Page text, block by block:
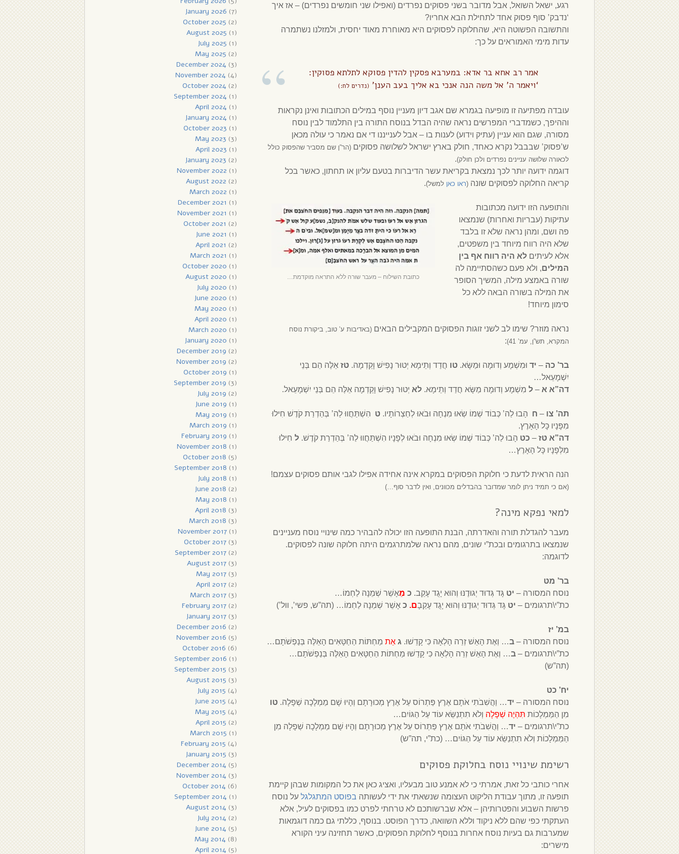
רגע, ישאל השואל, אבל מדובר בשני פסוקים נפרדים (ואפילו שני חומשים נפרדים) – אז איך
‘נדבק’ סוף פסוק אחד לתחילת הבא אחריו?
והתשובה הפשוטה היא, שהחלוקה לפסוקים היא מאוחרת מאוד יחסית, ולמזלנו נשתמרה
עדות מימי האמוראים על כך:
אמר רב אחא בר אדא: במערבא פסקין להדין פסוקא לתלתא פסוקין:
‘ויאמר ה’ אל משה הנה אנכי בא אליך בעב הענן’ (נדרים לח:)
עובדה מפתיעה זו מופיעה בגמרא שם אגב דיון מעניין נוסף במילים הכתובות ואינן נקראות
וההיפך, כשמדברי המפרשים נראה שהיה הבדל בנוסח התורה בין התלמוד לבין נוסח
מסורה, שגם הוא עניין (עתיק וידוע) לענות בו – אבל לענייננו די אם נאמר כי עולה מכאן
ש’פסוק’ שבבבל נקרא כאחד, חולק בארץ ישראל לשלושה פסוקים (הר”ן שם מסביר שהפסוק כולל
לכאורה שלושה עניינים נפרדים ולכן חולק).
דוגמה ידועה יותר לכך נמצאת בקריאת עשר הדיברות בטעם עליון או תחתון, כאשר בכל
קריאה החלוקה לפסוקים שונה (ראו כאן למשל).
כתובת השילוח – מעבר שורה ללא התראה מוקדמת…
והתופעה הזו ידועה מכתובות
עתיקות (עבריות ואחרות) שנמצאו
פה ושם, ומהן נראה שלא זו בלבד
שלא היה רווח מיוחד בין משפטים,
אלא לעיתים לא היה רווח אף בין
המילים, ולא פעם כשהסתיימה לה
שורה באמצע מילה, המשיך הסופר
את המילה בשורה הבאה ללא כל
סימון מיוחד!
נראה מוזר? שימו לב לשני זוגות הפסוקים המקבילים הבאים (באדיבות ע’ טוב, ביקורת נוסח
המקרא, תש”ן, עמ’ 41)
:
בר’ כה – יד וּמִשְׁמָע וְדוּמָה וּמַשָּׂא. טו חֲדַד וְתֵימָא יְטוּר נָפִישׁ וָקֵדְמָה. טז אֵלֶּה הֵם בְּנֵי
יִשְׁמָעֵאל…
דה”א א – ל מִשְׁמָע וְדוּמָה מַשָּׂא חֲדַד וְתֵימָא. לא יְטוּר נָפִישׁ וָקֵדְמָה אֵלֶּה הֵם בְּנֵי יִשְׁמָעֵאל.
תה’ צו – ח הָבוּ לַה’ כְּבוֹד שְׁמוֹ שְׂאוּ מִנְחָה וּבֹאוּ לְחַצְרוֹתָיו. ט הִשְׁתַּחֲווּ לַה’ בְּהַדְרַת קֹדֶשׁ חִילוּ
מִפָּנָיו כָּל הָאָרֶץ.
דה”א טז – כט הָבוּ לַה’ כְּבוֹד שְׁמוֹ שְׂאוּ מִנְחָה וּבֹאוּ לְפָנָיו הִשְׁתַּחֲווּ לַה’ בְּהַדְרַת קֹדֶשׁ. ל חִילוּ
מִלְּפָנָיו כָּל הָאָרֶץ…
הנה הראית לדעת כי חלוקת הפסוקים במקרא אינה אחידה אפילו לגבי אותם פסוקים עצמם!
(אם כי תמיד ניתן לומר שמדובר בהבדלים מכוונים, ואין לדבר סוף…)
למאי נפקא מינה?
מעבר להגדלת תורה והאדרתה, הבנת התופעה הזו יכולה להבהיר כמה שינויי נוסח מעניינים
שנמצאו בתרגומים ובכת”י שונים, מהם נראה שלמתרגמים היתה חלוקה שונה לפסוקים.
לדוגמה:
בר’ מט
נוסח המסורה – יט גָּד גְּדוּד יְגוּדֶנּוּ וְהוּא יָגֻד עָקֵב. כ מֵאָשֵׁר שְׁמֵנָה לַחְמוֹ…
כת”י\תרגומים – יט גָּד גְּדוּד יְגוּדֶנּוּ וְהוּא יָגֻד עָקֵבָם. כ אָשֵׁר שְׁמֵנָה לַחְמוֹ… (תה”ש, פשי’, וול’)
במ’ יז
נוסח המסורה – ב… וְאֶת הָאֵשׁ זְרֵה הָלְאָה כִּי קָדֵשׁוּ. ג אֵת מַחְתּוֹת הַחַטָּאִים הָאֵלֶּה בְּנַפְשֹׁתָם…
כת”י\תרגומים – ב… וְאֶת הָאֵשׁ זְרֵה הָלְאָה כִּי קָדֵשׁוּ מַחְתּוֹת הַחַטָּאִים הָאֵלֶּה בְּנַפְשֹׁתָם…
(תה”ש)
יח’ כט
נוסח המסורה – יד… וַהֲשִׁבֹתִי אֹתָם אֶרֶץ פַּתְרוֹס עַל אֶרֶץ מְכוּרָתָם וְהָיוּ שָׁם מַמְלָכָה שְׁפָלָה. טו
מִן הַמַּמְלָכוֹת תִּהְיֶה שְׁפָלָה וְלֹא תִתְנַשֵּׂא עוֹד עַל הַגּוֹיִם…
כת”י\תרגומים – יד… וַהֲשִׁבֹתִי אֹתָם אֶרֶץ פַּתְרוֹס עַל אֶרֶץ מְכוּרָתָם וְהָיוּ שָׁם מַמְלָכָה שְׁפָלָה מִן
הַמַּמְלָכוֹת וְלֹא תִתְנַשֵּׂא עוֹד עַל הַגּוֹיִם… (כת”י, תה”ש)
רשימת שינויי נוסח בחלוקת פסוקים
אחרי כותבי כל זאת, אמרתי כי לא אמנע טוב מבעליו, ואציג כאן את כל המקומות שבהן קיימת
תופעה זו, מתוך עבודת הליקוט העצומה שנשאתי את ידי לעשותה בפוסט המתגלגל על נוסח
פרשות השבוע והפטרותיהן – אלא שברשותכם לא טרחתי לפרט כמו בפסוקים לעיל, אלא
העתקתי כפי שהם ללא ניקוד וללא השוואה, כדרך הפוסט. בנוסף, כללתי גם כמה דוגמאות
שמערבות גם בעיות נוסח אחרות בנוסף לחלוקת הפסוקים, כאשר תחזינה עיני הקורא
מישרים:
January 2026 (7)
October 2025 (2)
August 2025 (1)
July 2025 (1)
May 2025 (2)
December 2024(3)
November 2024(4)
October 2024(2)
September 2024(1)
April 2024(1)
January 2024(1)
October 2023 (1)
May 2023 (3)
April 2023 (1)
January 2023 (2)
November 2022 (1)
August 2022 (2)
March 2022 (1)
December 2021 (1)
November 2021 (1)
October 2021 (2)
June 2021 (1)
April 2021 (2)
March 2021 (1)
October 2020 (1)
August 2020 (1)
July 2020 (1)
June 2020 (1)
May 2020 (1)
April 2020 (1)
March 2020 (1)
January 2020 (1)
December 2019 (2)
November 2019 (2)
October 2019 (1)
September 2019 (3)
July 2019 (2)
June 2019 (1)
May 2019 (1)
March 2019 (1)
February 2019 (1)
November 2018 (1)
October 2018 (5)
September 2018 (1)
July 2018 (1)
June 2018 (2)
May 2018 (1)
April 2018 (3)
March 2018 (3)
November 2017(1)
October 2017(3)
September 2017(2)
August 2017(3)
May 2017(3)
April 2017(2)
March 2017(3)
February 2017(2)
January 2017(3)
December 2016 (2)
November 2016 (5)
October 2016 (6)
September 2016 (1)
September 2015 (3)
August 2015 (3)
July 2015 (4)
June 2015 (4)
May 2015 (4)
April 2015 (2)
March 2015 (1)
February 2015 (4)
January 2015 (3)
December 2014(5)
November 2014(3)
October 2014(6)
September 2014(1)
August 2014(3)
July 2014(2)
June 2014(5)
May 2014(8)
April 2014(5)